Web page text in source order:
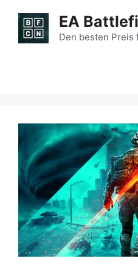
Inhalt
springen
EA
Den besten Preis